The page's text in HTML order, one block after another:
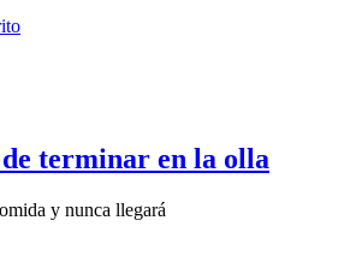
de terminar en la olla
y nunca llegará